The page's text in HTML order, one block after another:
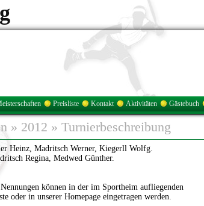
Preisliste Kontakt Aktivitäten Gästebuch
» 2012 » Turnierbeschreibung
Heinz, Madritsch Werner, Kiegerll Wolfg.
Medwed Günther.
können in der im Sportheim aufliegenden
Homepage eingetragen werden.